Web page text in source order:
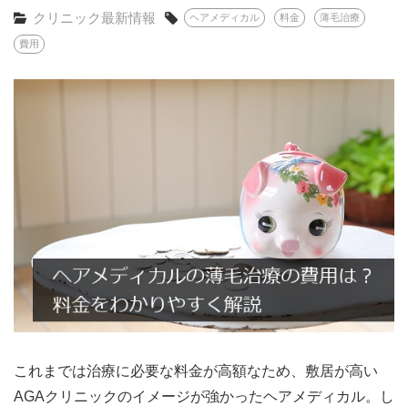
クリニック最新情報 ヘアメディカル 料金 薄毛治療
費用
これまでは治療に必要な料金が高額なため、敷居が高い
AGAクリニックのイメージが強かったヘアメディカル。し